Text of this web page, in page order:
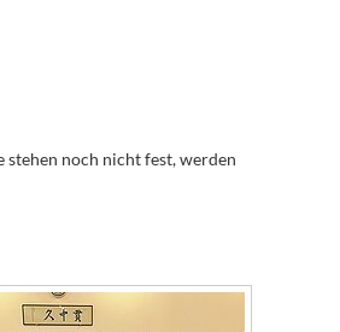
stehen noch nicht fest, werden